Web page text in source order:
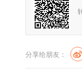
4、品牌建设与宣
流量卡平台的市
新与研发、团队建
分享给朋友：